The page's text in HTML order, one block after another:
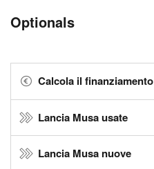
Optionals
Calcola il finanziamento
Lancia Musa usate
Lancia Musa nuove